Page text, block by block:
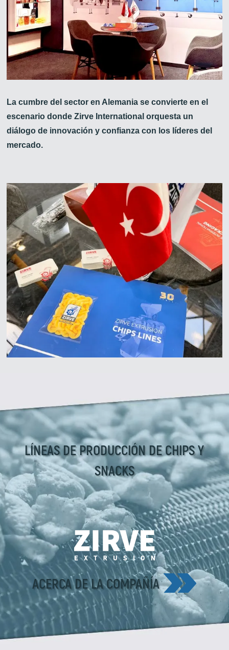
La cumbre del sector en Alemania se convierte en el
escenario donde Zirve International orquesta un
diálogo de innovación y confianza con los líderes del
mercado.
LÍNEAS DE PRODUCCIÓN DE CHIPS Y
SNACKS
ACERCA DE LA COMPAÑÍA